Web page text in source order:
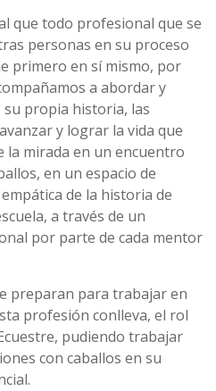
que todo profesional que se
personas en su proceso
primero en sí mismo, por
a abordar y
propia historia, las
y lograr la vida que
la mirada en un encuentro
en un espacio de
de la historia de
a través de un
por parte de cada mentor
preparan para trabajar en
profesión conlleva, el rol
pudiendo trabajar
con caballos en su